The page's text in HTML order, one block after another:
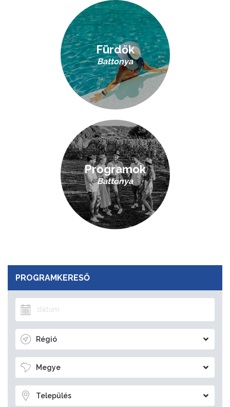
PROGRAMKERESŐ
Régió
Megye
Település
Fürdők
Battonya
Programok
Battonya